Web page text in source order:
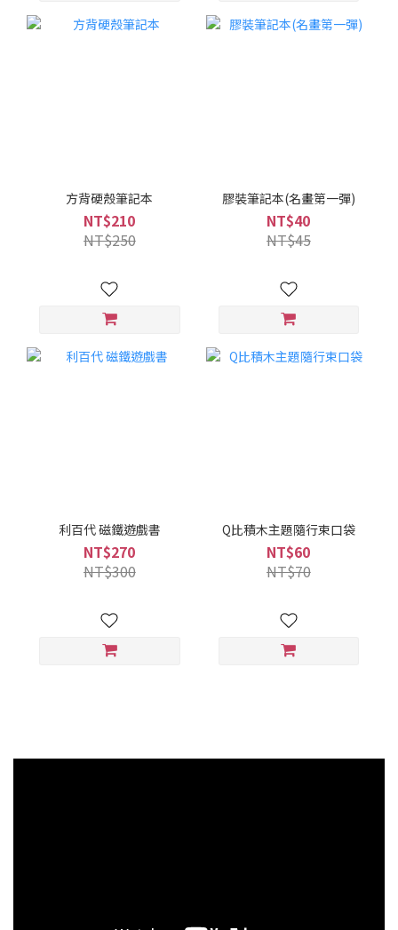
方背硬殼筆記本
NT$210
NT$250
膠裝筆記本(名畫第一彈)
NT$40
NT$45
利百代 磁鐵遊戲書
NT$270
NT$300
Q比積木主題隨行束口袋
NT$60
NT$70